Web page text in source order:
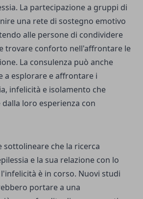
La partecipazione a gruppi di
una rete di sostegno emotivo
alle persone di condividere
trovare conforto nell'affrontare le
La consulenza può anche
a esplorare e affrontare i
infelicità e isolamento che
loro esperienza con
sottolineare che la ricerca
e la sua relazione con lo
è in corso. Nuovi studi
portare a una